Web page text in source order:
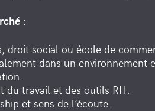
:
droit social ou école de
dans un environnement
du travail et des outils RH.
et sens de l’écoute.